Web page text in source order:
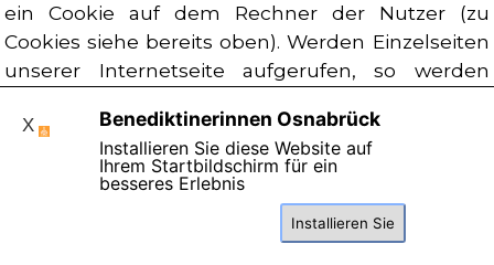
ein Cookie auf dem Rechner der Nutzer (zu
Cookies siehe bereits oben). Werden Einzelseiten
unserer Internetseite aufgerufen, so werden
Zwei Bytes der IP-Adresse des aufrufenden
Die aufgerufene Internetseite
Benediktinerinnen Osnabrück
Installieren Sie diese Website auf
Ihrem Startbildschirm für ein
besseres Erlebnis
Installieren Sie
X
Diese Seite benutzt Cookies , lesen Sie bitte die
Einverstanden